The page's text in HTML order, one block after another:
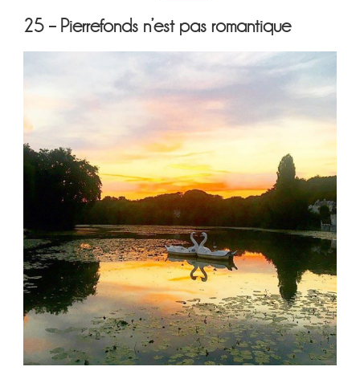
25 – Pierrefonds n’est pas romantique